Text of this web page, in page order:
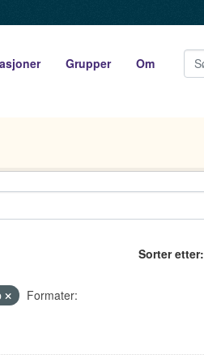
Grupper Om
Sorter etter
Formater: